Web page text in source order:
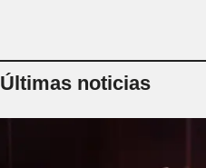
Últimas noticias